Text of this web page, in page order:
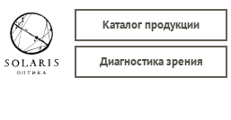
Каталог продукции
Диагностика зрения